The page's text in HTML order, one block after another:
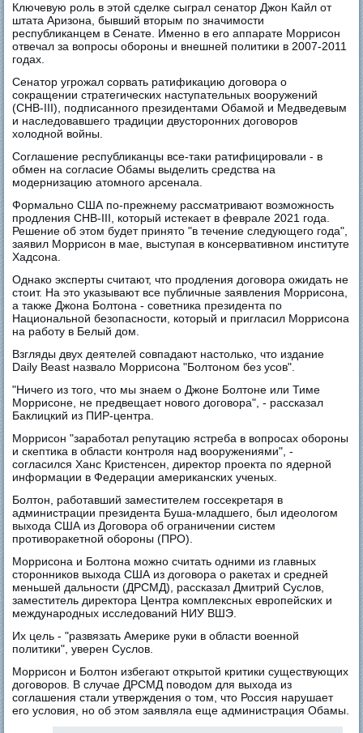
Ключевую роль в этой сделке сыграл сенатор Джон Кайл от
штата Аризона, бывший вторым по значимости
республиканцем в Сенате. Именно в его аппарате Моррисон
отвечал за вопросы обороны и внешней политики в 2007-2011
годах.
Сенатор угрожал сорвать ратификацию договора о
сокращении стратегических наступательных вооружений
(СНВ-III), подписанного президентами Обамой и Медведевым
и наследовавшего традиции двусторонних договоров
холодной войны.
Соглашение республиканцы все-таки ратифицировали - в
обмен на согласие Обамы выделить средства на
модернизацию атомного арсенала.
Формально США по-прежнему рассматривают возможность
продления СНВ-III, который истекает в феврале 2021 года.
Решение об этом будет принято "в течение следующего года",
заявил Моррисон в мае, выступая в консервативном институте
Хадсона.
Однако эксперты считают, что продления договора ожидать не
стоит. На это указывают все публичные заявления Моррисона,
а также Джона Болтона - советника президента по
Национальной безопасности, который и пригласил Моррисона
на работу в Белый дом.
Взгляды двух деятелей совпадают настолько, что издание
Daily Beast назвало Моррисона "Болтоном без усов".
"Ничего из того, что мы знаем о Джоне Болтоне или Тиме
Моррисоне, не предвещает нового договора", - рассказал
Баклицкий из ПИР-центра.
Моррисон "заработал репутацию ястреба в вопросах обороны
и скептика в области контроля над вооружениями", -
согласился Ханс Кристенсен, директор проекта по ядерной
информации в Федерации американских ученых.
Болтон, работавший заместителем госсекретаря в
администрации президента Буша-младшего, был идеологом
выхода США из Договора об ограничении систем
противоракетной обороны (ПРО).
Моррисона и Болтона можно считать одними из главных
сторонников выхода США из договора о ракетах и средней
меньшей дальности (ДРСМД), рассказал Дмитрий Суслов,
заместитель директора Центра комплексных европейских и
международных исследований НИУ ВШЭ.
Их цель - "развязать Америке руки в области военной
политики", уверен Суслов.
Моррисон и Болтон избегают открытой критики существующих
договоров. В случае ДРСМД поводом для выхода из
соглашения стали утверждения о том, что Россия нарушает
его условия, но об этом заявляла еще администрация Обамы.